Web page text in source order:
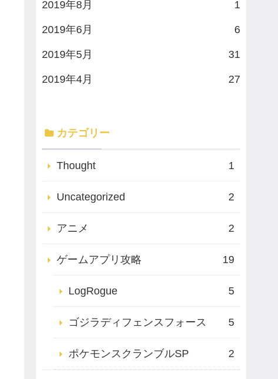
2019年8月 1
2019年6月 6
2019年5月 31
2019年4月 27
カテゴリー
Thought 1
Uncategorized 2
アニメ 2
ゲームアプリ攻略 19
LogRogue 5
ゴジラディフェンスフォース 5
ポケモンスクランブルSP 2